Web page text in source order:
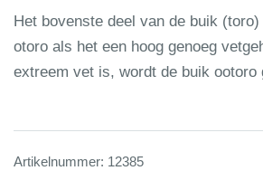
Het bovenste deel van de buik
otoro als het een hoog genoeg
extreem vet is, wordt de buik ootoro
Artikelnummer: 12385